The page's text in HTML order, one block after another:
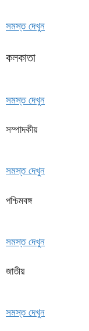
সমস্ত দেখুন
কলকাতা
সমস্ত দেখুন
সম্পাদকীয়
সমস্ত দেখুন
পশ্চিমবঙ্গ
সমস্ত দেখুন
জাতীয়
সমস্ত দেখুন